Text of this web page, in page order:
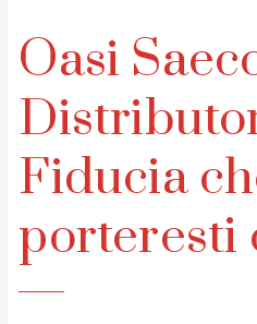
Oasi
Fiducia
porteresti